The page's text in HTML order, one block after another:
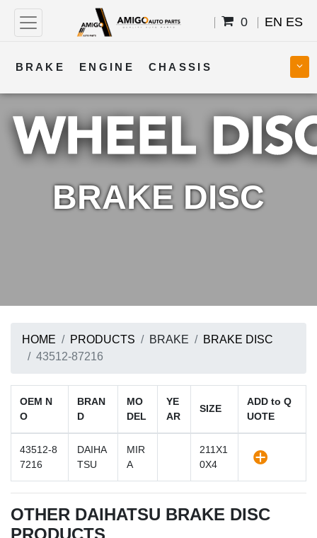
0 EN ES
BRAKE ENGINE CHASSIS
COOLING STEERING BODY
TRANSMISSION FUEL ELECTRICAL
BRAKE DISC
HOME PRODUCTS BRAKE
BRAKE DISC
43512-87216
OEM N
O
BRAN
D
MO
DEL
YE
AR
SIZE
ADD to Q
UOTE
43512-8
7216
DAIHA
TSU
MIR
A
211X1
0X4
OTHER DAIHATSU BRAKE DISC
PRODUCTS